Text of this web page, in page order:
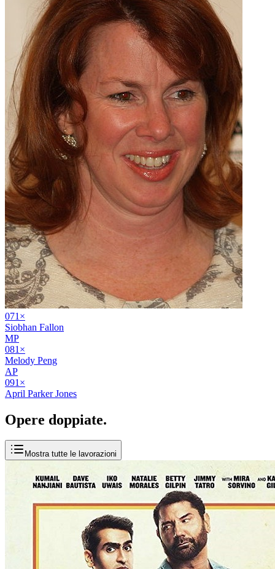
071 ×
Siobhan Fallon
MP
081 ×
Melody Peng
AP
091 ×
April Parker Jones
Opere doppiate.
Mostra tutte le lavorazioni